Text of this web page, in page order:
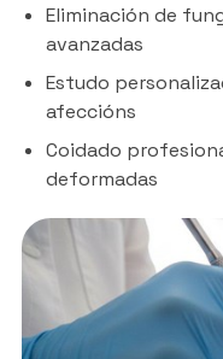
Eliminación de
avanzadas
Estudo
afeccións
Coidado
deformadas